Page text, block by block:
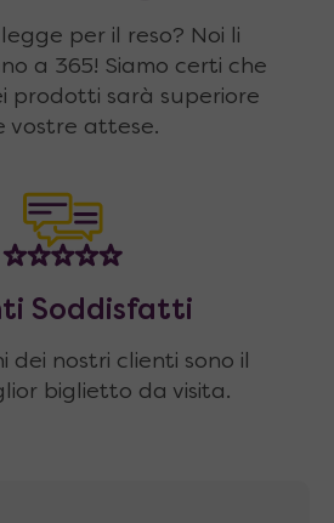
per il reso? Noi li
a 365! Siamo certi che
prodotti sarà superiore
vostre attese.
Soddisfatti
dei nostri clienti sono il
biglietto da visita.